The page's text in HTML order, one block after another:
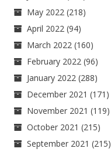
May 2022 (218)
April 2022 (94)
March 2022 (160)
February 2022 (96)
January 2022 (288)
December 2021 (171)
November 2021 (119)
October 2021 (215)
September 2021 (215)